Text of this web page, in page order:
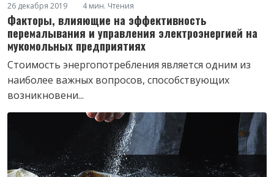
26 декабря 2019 4 мин. Чтения
Факторы, влияющие на эффективность
перемалывания и управления электроэнергией на
мукомольных предприятиях
Стоимость энергопотребления является одним из
наиболее важных вопросов, способствующих
возникновени...